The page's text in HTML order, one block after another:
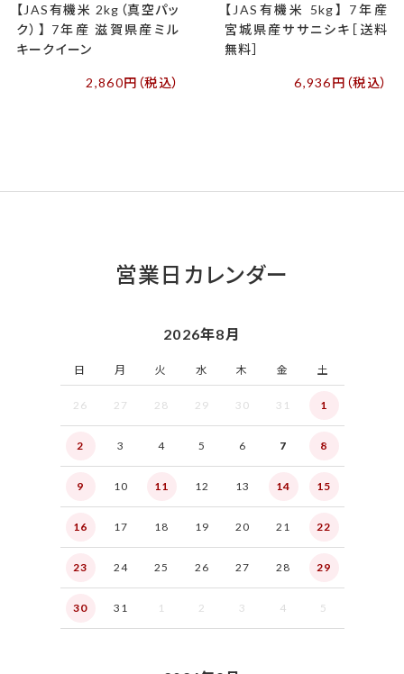
【JAS有機米 2kg（真空パッ
ク）】 7年産 滋賀県産ミル
キークイーン
2,860円（税込）
【JAS有機米 5kg】 7年産
宮城県産ササニシキ［送料
無料］
6,936円（税込）
営業日カレンダー
2026年8月
日 月 火 水 木 金 土
26 27 28 29 30 31 1
2 3 4 5 6 7 8
9 10 11 12 13 14 15
16 17 18 19 20 21 22
23 24 25 26 27 28 29
30 31 1 2 3 4 5